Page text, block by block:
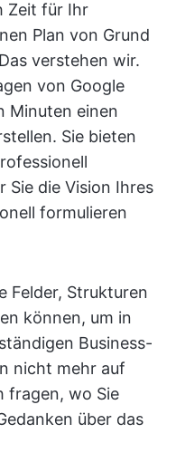
Zeit für Ihr
Plan von Grund
verstehen wir.
von Google
Minuten einen
Sie bieten
Sie die Vision Ihres
formulieren
Felder, Strukturen
können, um in
Business-
nicht mehr auf
fragen, wo Sie
über das